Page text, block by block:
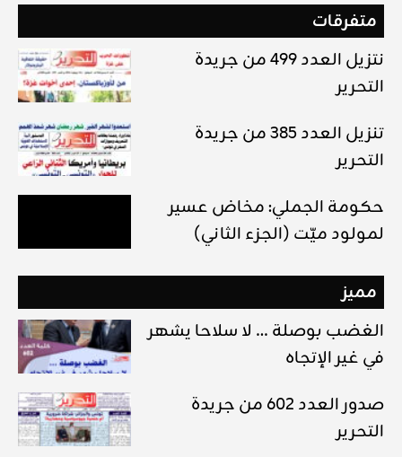
متفرقات
نتزيل العدد 499 من جريدة
التحرير
تنزيل العدد 385 من جريدة
التحرير
حكومة الجملي: مخاض عسير
لمولود ميّت (الجزء الثاني)
مميز
الغضب بوصلة … لا سلاحا يشهر
في غير الإتجاه
صدور العدد 602 من جريدة
التحرير